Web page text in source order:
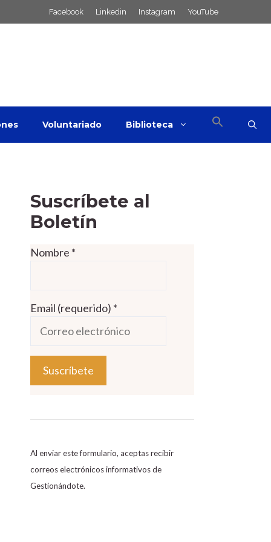
Facebook Linkedin Instagram YouTube
Voluntariado Biblioteca
Suscríbete al
Boletín
Nombre *
Email (requerido) *
o
s
t
a
Al enviar este formulario, aceptas recibir
correos electrónicos informativos de
Gestionándote.